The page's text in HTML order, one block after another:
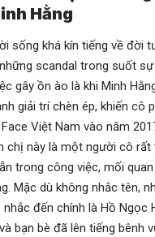
Hằng
sống khá kín tiếng về đời
scandal trong suốt
gây ồn ào là khi Minh
giải trí chèn ép, khiến cô
Việt Nam vào năm
chị này là một người cô rất
trong công việc, mối
Mặc dù không nhắc tên,
đến chính là Hồ Ngọc
bạn bè đã lên tiếng bênh